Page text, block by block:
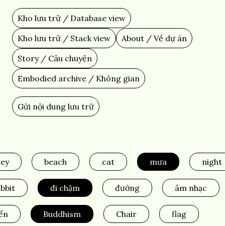
main
content
Main
navigation
Kho lưu trữ / Database view
Kho lưu trữ / Stack view
About / Về dự án
Story / Câu chuyện
Embodied archive / Không gian
Add
Gửi nội dung lưu trữ
beach cat mưa night
đi chậm đường âm nhạc
Buddhism Chair flag